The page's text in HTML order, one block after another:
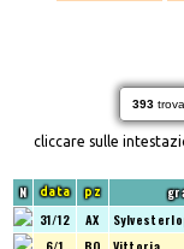
393
cliccare sulle
N data pz
31/12 AX